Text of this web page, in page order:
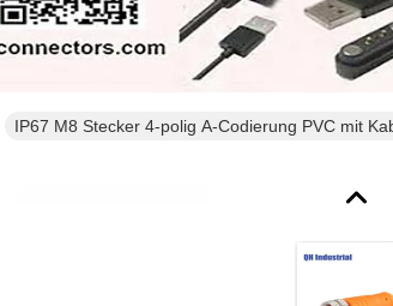
IP67 M8 Stecker 4-polig A-Codierung PVC mit